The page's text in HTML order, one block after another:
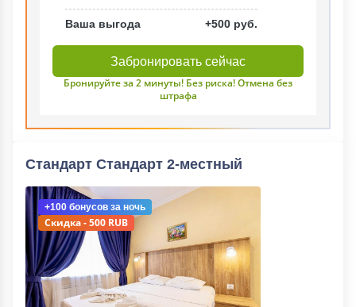
Ваша выгода +500 руб.
Забронировать сейчас
Бронируйте за 2 минуты! Без риска! Отмена без
штрафа
Стандарт Стандарт 2-местный
+100 бонусов за ночь
Скидка - 500 RUB